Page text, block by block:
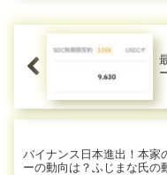
バイナンス日本進出！本家
ーの動向は？ふじまな氏の